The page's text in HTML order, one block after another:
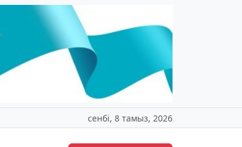
сенбі, 8 тамыз, 2026